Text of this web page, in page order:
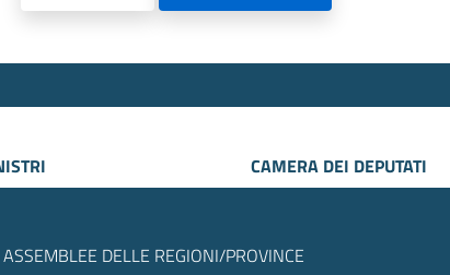
CAMERA DEI DEPUTATI
DELLE REGIONI/PROVINCE